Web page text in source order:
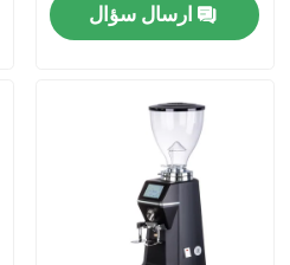
نمایش VR
درباره ما
ارسال سؤال